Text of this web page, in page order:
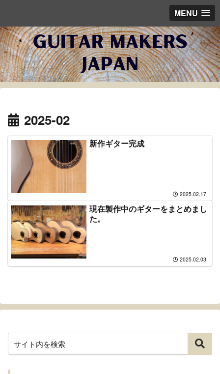
MENU
2025-02
新作ギター完成
2025.02.17
現在製作中のギターをまとめまし
た。
2025.02.03